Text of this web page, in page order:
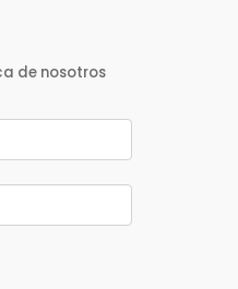
de nosotros